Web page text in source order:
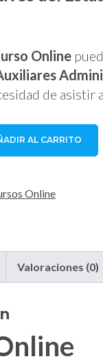
Online
de asistir
AL CARRITO
Online
Valoraciones (0)